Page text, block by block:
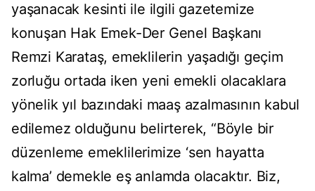
yaşanacak kesinti ile ilgili gazetemize
konuşan Hak Emek-Der Genel Başkanı
Remzi Karataş, emeklilerin yaşadığı geçim
zorluğu ortada iken yeni emekli olacaklara
yönelik yıl bazındaki maaş azalmasının kabul
edilemez olduğunu belirterek, “Böyle bir
düzenleme emeklilerimize ‘sen hayatta
kalma’ demekle eş anlamda olacaktır. Biz,